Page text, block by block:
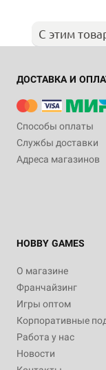
С этим
ДОСТАВКА И
Способы оплаты
Службы доставки
Адреса магазинов
HOBBY GAMES
О магазине
Франчайзинг
Игры оптом
Корпоративные
Работа у нас
Новости